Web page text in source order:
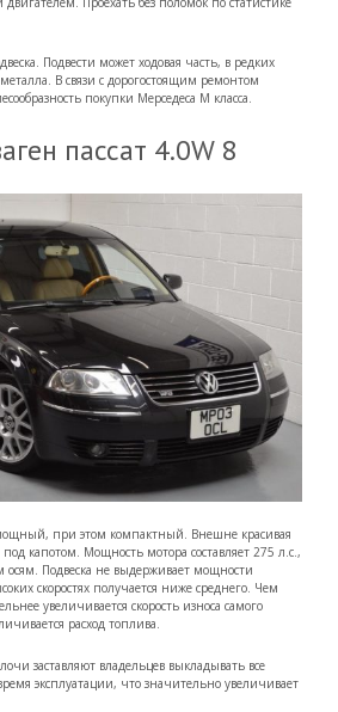
Подвести может ходовая часть, в редких
металла. В связи с дорогостоящим ремонтом
покупки Мерседеса М класса.
пассат 4.0W 8
при этом компактный. Внешне красивая
капотом. Мощность мотора составляет 275 л.с.,
осям. Подвеска не выдерживает мощности
скоростях получается ниже среднего. Чем
увеличивается скорость износа самого
расход топлива.
заставляют владельцев выкладывать все
эксплуатации, что значительно увеличивает